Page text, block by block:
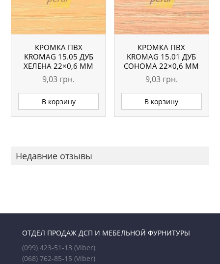
КРОМКА ПВХ
KROMAG 15.05 ДУБ
ХЕЛЕНА 22×0,6 ММ
9,03 грн.
В корзину
КРОМКА ПВХ
KROMAG 15.01 ДУБ
СОНОМА 22×0,6 ММ
9,03 грн.
В корзину
Недавние отзывы
ОТДЕЛ ПРОДАЖ ДСП И МЕБЕЛЬНОЙ ФУРНИТУРЫ
(099) 423-51-13 (Viber)
(068) 762-85-15 (Viber)